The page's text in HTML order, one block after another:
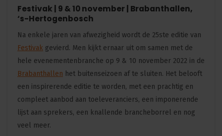
Festivak | 9 & 10 november | Brabanthallen,
‘s-Hertogenbosch
Na enkele jaren van afwezigheid wordt de 25ste editie van
Festivak gevierd. Men kijkt ernaar uit om samen met de
hele evenementenbranche op 9 & 10 november 2022 in de
Brabanthallen het buitenseizoen af te sluiten. Het belooft
een inspirerende editie te worden, met een prachtig en
compleet aanbod aan toeleveranciers, een imponerende
lijst aan sprekers, een knallende brancheborrel en nog
veel meer.